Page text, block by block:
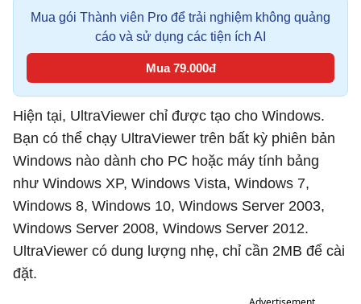
Mua gói Thành viên Pro để trải nghiệm không quảng
cáo và sử dụng các tiện ích AI
Mua 79.000đ
Hiện tại, UltraViewer chỉ được tạo cho Windows.
Bạn có thể chạy UltraViewer trên bất kỳ phiên bản
Windows nào dành cho PC hoặc máy tính bảng
như Windows XP, Windows Vista, Windows 7,
Windows 8, Windows 10, Windows Server 2003,
Windows Server 2008, Windows Server 2012.
UltraViewer có dung lượng nhẹ, chỉ cần 2MB để cài
đặt.